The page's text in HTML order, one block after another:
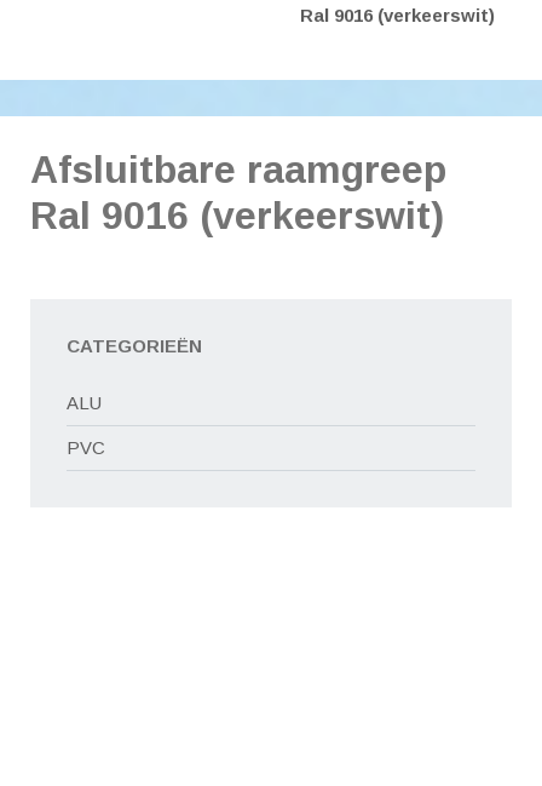
Ral 9016 (verkeerswit)
Afsluitbare raamgreep
Ral 9016 (verkeerswit)
CATEGORIEËN
ALU
PVC